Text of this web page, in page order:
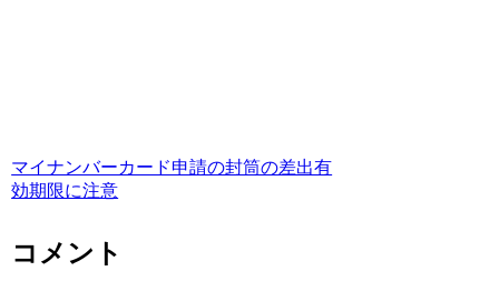
マイナンバーカード申請の封筒の差出有
効期限に注意
コメント